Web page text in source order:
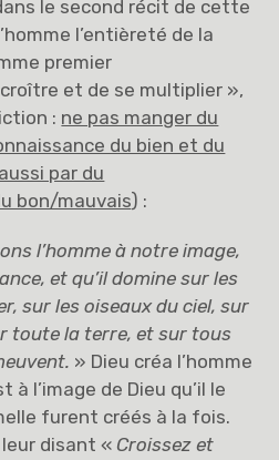
le second récit de cette
l’entièreté de la
premier
et de se multiplier »,
: ne pas manger du
du bien et du
par du
bon/mauvais) :
l’homme à notre image,
et qu’il domine sur les
sur les oiseaux du ciel, sur
toute la terre, et sur tous
» Dieu créa l’homme
à l’image de Dieu qu’il le
furent créés à la fois.
disant « Croissez et